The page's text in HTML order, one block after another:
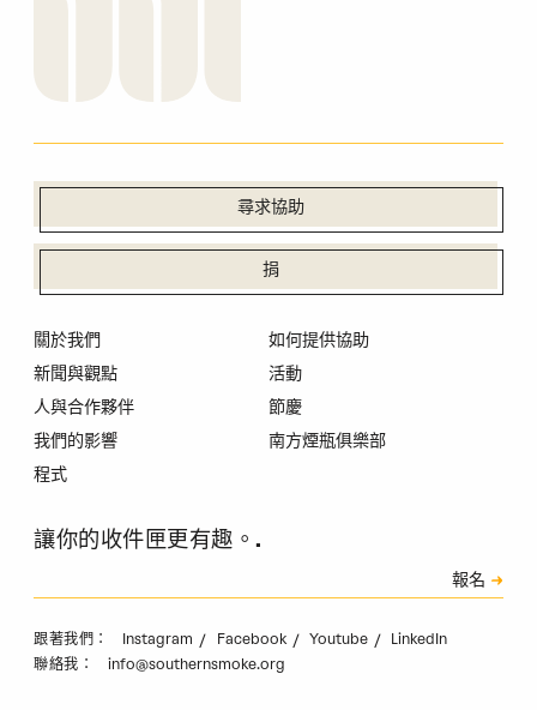
尋求協助
捐
關於我們
新聞與觀點
人與合作夥伴
我們的影響
程式
如何提供協助
活動
節慶
南方煙瓶俱樂部
讓你的收件匣更有趣。.
驗證碼
報名
跟著我們： Instagram Facebook Youtube LinkedIn
聯絡我： info@southernsmoke.org